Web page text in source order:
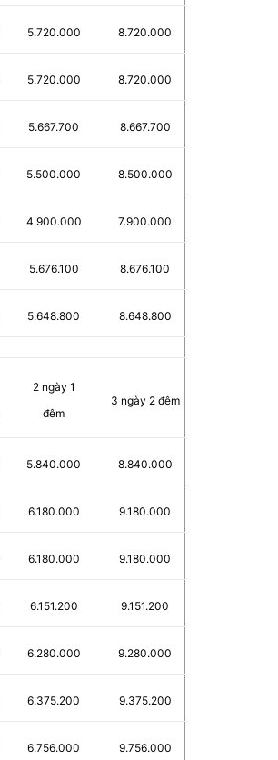
5.720.000 8.720.000
5.720.000 8.720.000
5.667.700 8.667.700
5.500.000 8.500.000
4.900.000 7.900.000
5.676.100 8.676.100
5.648.800 8.648.800
2 ngày 1
đêm
3 ngày 2 đêm
5.840.000 8.840.000
6.180.000 9.180.000
6.180.000 9.180.000
6.151.200 9.151.200
6.280.000 9.280.000
6.375.200 9.375.200
6.756.000 9.756.000